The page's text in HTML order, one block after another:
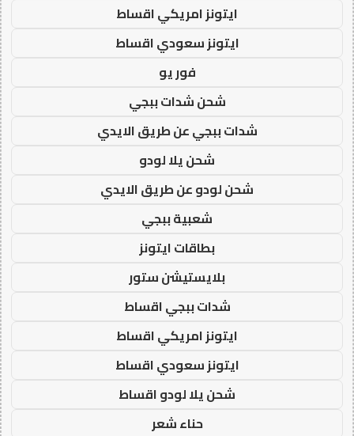
ايتونز امريكي اقساط
ايتونز سعودي اقساط
فور يو
شحن شدات ببجي
شدات ببجي عن طريق الايدي
شحن يلا لودو
شحن لودو عن طريق الايدي
شعبية ببجي
بطاقات ايتونز
بلايستيشن ستور
شدات ببجي اقساط
ايتونز امريكي اقساط
ايتونز سعودي اقساط
شحن يلا لودو اقساط
حناء شعر